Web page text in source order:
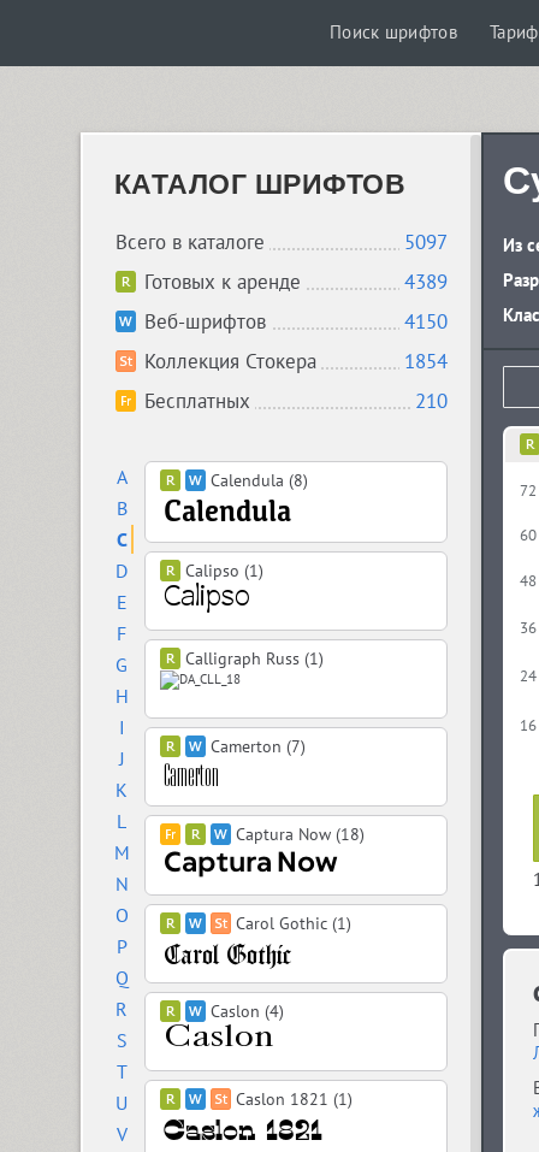
Поиск шрифтов
КАТАЛОГ ШРИФТОВ
Всего в каталоге
5097
Готовых к аренде
4389
Веб-шрифтов
4150
Коллекция Стокера
1854
Бесплатных
210
A
B
C
D
E
F
G
H
I
J
K
L
M
N
O
P
Q
R
S
T
U
V
Calendula (8)
Calipso (1)
Calligraph Russ (1)
Camerton (7)
Captura Now (18)
Carol Gothic (1)
Caslon (4)
Caslon 1821 (1)
Из